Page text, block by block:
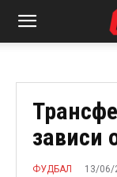
зависи
ФУДБАЛ 13/06/